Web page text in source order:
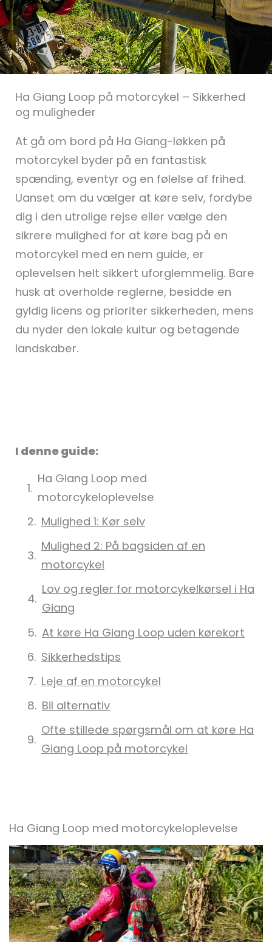
Ha Giang Loop på motorcykel – Sikkerhed
og muligheder
At gå om bord på Ha Giang-løkken på
motorcykel byder på en fantastisk
spænding, eventyr og en følelse af frihed.
Uanset om du vælger at køre selv, fordybe
dig i den utrolige rejse eller vælge den
sikrere mulighed for at køre bag på en
motorcykel med en nem guide, er
oplevelsen helt sikkert uforglemmelig. Bare
husk at overholde reglerne, besidde en
gyldig licens og prioriter sikkerheden, mens
du nyder den lokale kultur og betagende
landskaber.
I denne guide:
Ha Giang Loop med
motorcykeloplevelse
Mulighed 1: Kør selv
Mulighed 2: På bagsiden af en
motorcykel
Lov og regler for motorcykelkørsel i Ha
Giang
At køre Ha Giang Loop uden kørekort
Sikkerhedstips
Leje af en motorcykel
Bil alternativ
Ofte stillede spørgsmål om at køre Ha
Giang Loop på motorcykel
Ha Giang Loop med motorcykeloplevelse